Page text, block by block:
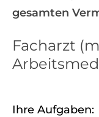
gesamten
Facharzt
Ihre Aufgaben: